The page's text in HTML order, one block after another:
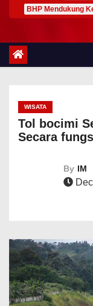
BHP Mendukung
WISATA
Tol bocimi
Secara
By IM